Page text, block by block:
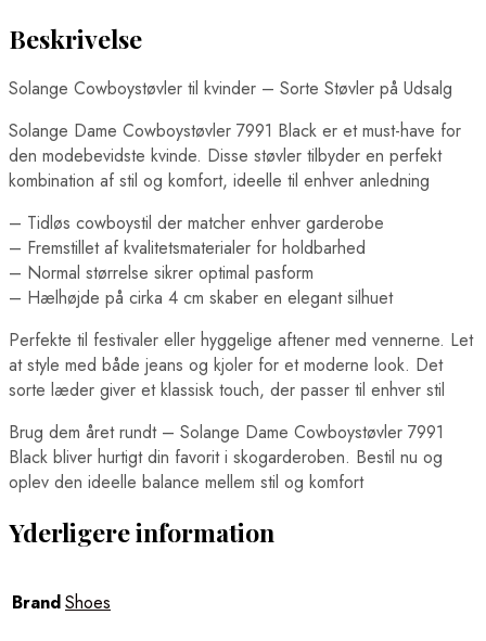
Beskrivelse
Solange Cowboystøvler til kvinder – Sorte Støvler på Udsalg
Solange Dame Cowboystøvler 7991 Black er et must-have for
den modebevidste kvinde. Disse støvler tilbyder en perfekt
kombination af stil og komfort, ideelle til enhver anledning
– Tidløs cowboystil der matcher enhver garderobe
– Fremstillet af kvalitetsmaterialer for holdbarhed
– Normal størrelse sikrer optimal pasform
– Hælhøjde på cirka 4 cm skaber en elegant silhuet
Perfekte til festivaler eller hyggelige aftener med vennerne. Let
at style med både jeans og kjoler for et moderne look. Det
sorte læder giver et klassisk touch, der passer til enhver stil
Brug dem året rundt – Solange Dame Cowboystøvler 7991
Black bliver hurtigt din favorit i skogarderoben. Bestil nu og
oplev den ideelle balance mellem stil og komfort
Yderligere information
BrandShoes